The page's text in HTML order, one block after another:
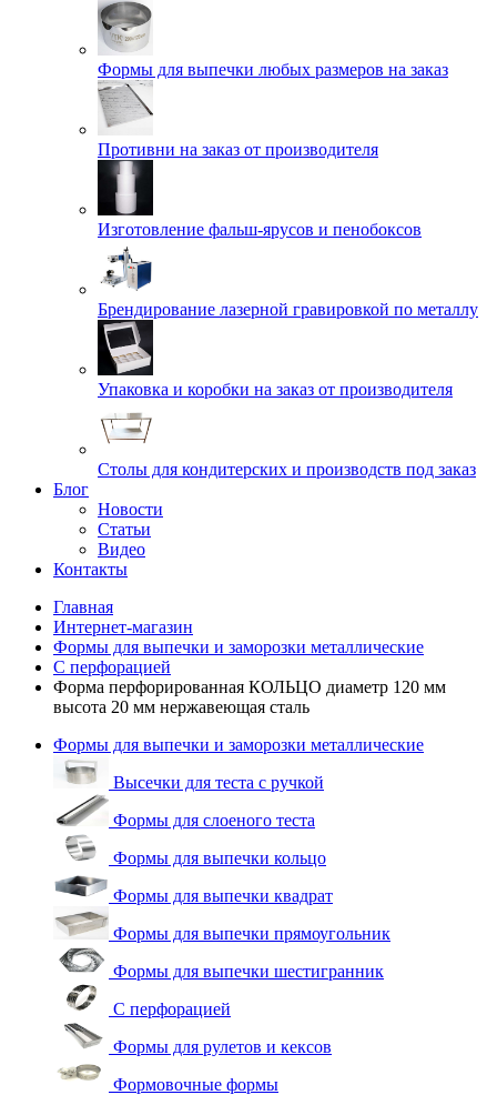
Формы для выпечки любых размеров на заказ
Противни на заказ от производителя
Изготовление фальш-ярусов и пенобоксов
Брендирование лазерной гравировкой по металлу
Упаковка и коробки на заказ от производителя
Cтолы для кондитерских и производств под заказ
Блог
Новости
Статьи
Видео
Контакты
Главная
Интернет-магазин
Формы для выпечки и заморозки металлические
С перфорацией
Форма перфорированная КОЛЬЦО диаметр 120 мм
высота 20 мм нержавеющая сталь
Формы для выпечки и заморозки металлические
Высечки для теста с ручкой
Формы для слоеного теста
Формы для выпечки кольцо
Формы для выпечки квадрат
Формы для выпечки прямоугольник
Формы для выпечки шестигранник
С перфорацией
Формы для рулетов и кексов
Формовочные формы